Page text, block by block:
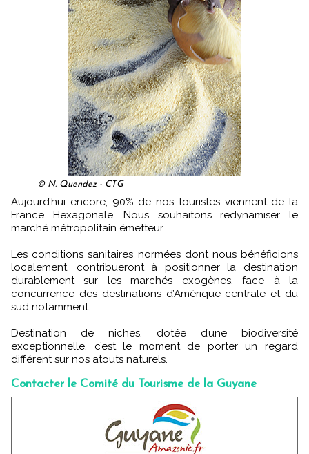
© N. Quendez - CTG
Aujourd’hui encore, 90% de nos touristes viennent de la
France Hexagonale. Nous souhaitons redynamiser le
marché métropolitain émetteur.
Les conditions sanitaires normées dont nous bénéficions
localement, contribueront à positionner la destination
durablement sur les marchés exogènes, face à la
concurrence des destinations d’Amérique centrale et du
sud notamment.
Destination de niches, dotée d’une biodiversité
exceptionnelle, c’est le moment de porter un regard
différent sur nos atouts naturels.
Contacter le Comité du Tourisme de la Guyane